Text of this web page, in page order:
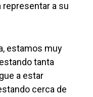
representar a su
estamos muy
tanta
a estar
cerca de